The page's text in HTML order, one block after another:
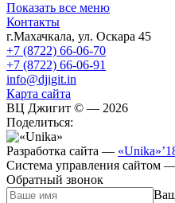
Показать все меню
Контакты
г.Махачкала, ул. Оскара 45
+7 (8722) 66-06-70
+7 (8722) 66-06-91
info@djigit.in
Карта сайта
ВЦ Джигит © — 2026
Поделиться:
Разработка сайта —
Система управления сайтом
Обратный звонок